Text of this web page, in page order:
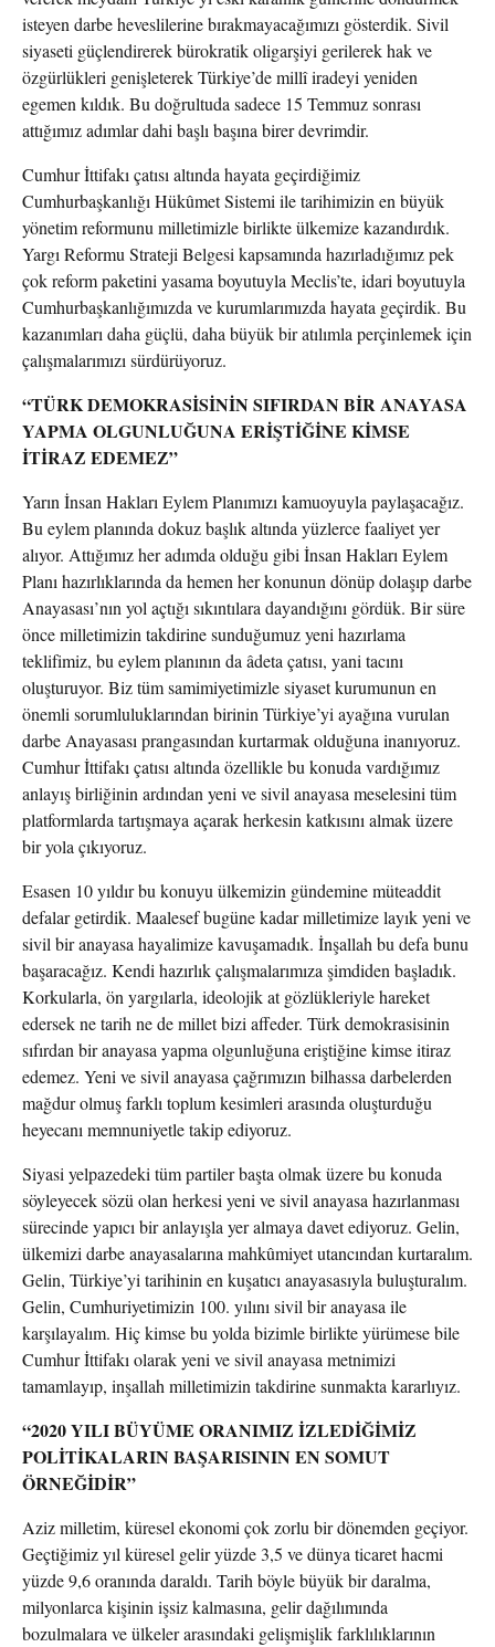
isteyen darbe heveslilerine bırakmayacağımızı gösterdik. Sivil
siyaseti güçlendirerek bürokratik oligarşiyi gerilerek hak ve
özgürlükleri genişleterek Türkiye’de millî iradeyi yeniden
egemen kıldık. Bu doğrultuda sadece 15 Temmuz sonrası
attığımız adımlar dahi başlı başına birer devrimdir.
Cumhur İttifakı çatısı altında hayata geçirdiğimiz
Cumhurbaşkanlığı Hükûmet Sistemi ile tarihimizin en büyük
yönetim reformunu milletimizle birlikte ülkemize kazandırdık.
Yargı Reformu Strateji Belgesi kapsamında hazırladığımız pek
çok reform paketini yasama boyutuyla Meclis’te, idari boyutuyla
Cumhurbaşkanlığımızda ve kurumlarımızda hayata geçirdik. Bu
kazanımları daha güçlü, daha büyük bir atılımla perçinlemek için
çalışmalarımızı sürdürüyoruz.
“TÜRK DEMOKRASİSİNİN SIFIRDAN BİR ANAYASA
YAPMA OLGUNLUĞUNA ERİŞTİĞİNE KİMSE
İTİRAZ EDEMEZ”
Yarın İnsan Hakları Eylem Planımızı kamuoyuyla paylaşacağız.
Bu eylem planında dokuz başlık altında yüzlerce faaliyet yer
alıyor. Attığımız her adımda olduğu gibi İnsan Hakları Eylem
Planı hazırlıklarında da hemen her konunun dönüp dolaşıp darbe
Anayasası’nın yol açtığı sıkıntılara dayandığını gördük. Bir süre
önce milletimizin takdirine sunduğumuz yeni hazırlama
teklifimiz, bu eylem planının da âdeta çatısı, yani tacını
oluşturuyor. Biz tüm samimiyetimizle siyaset kurumunun en
önemli sorumluluklarından birinin Türkiye’yi ayağına vurulan
darbe Anayasası prangasından kurtarmak olduğuna inanıyoruz.
Cumhur İttifakı çatısı altında özellikle bu konuda vardığımız
anlayış birliğinin ardından yeni ve sivil anayasa meselesini tüm
platformlarda tartışmaya açarak herkesin katkısını almak üzere
bir yola çıkıyoruz.
Esasen 10 yıldır bu konuyu ülkemizin gündemine müteaddit
defalar getirdik. Maalesef bugüne kadar milletimize layık yeni ve
sivil bir anayasa hayalimize kavuşamadık. İnşallah bu defa bunu
başaracağız. Kendi hazırlık çalışmalarımıza şimdiden başladık.
Korkularla, ön yargılarla, ideolojik at gözlükleriyle hareket
edersek ne tarih ne de millet bizi affeder. Türk demokrasisinin
sıfırdan bir anayasa yapma olgunluğuna eriştiğine kimse itiraz
edemez. Yeni ve sivil anayasa çağrımızın bilhassa darbelerden
mağdur olmuş farklı toplum kesimleri arasında oluşturduğu
heyecanı memnuniyetle takip ediyoruz.
Siyasi yelpazedeki tüm partiler başta olmak üzere bu konuda
söyleyecek sözü olan herkesi yeni ve sivil anayasa hazırlanması
sürecinde yapıcı bir anlayışla yer almaya davet ediyoruz. Gelin,
ülkemizi darbe anayasalarına mahkûmiyet utancından kurtaralım.
Gelin, Türkiye’yi tarihinin en kuşatıcı anayasasıyla buluşturalım.
Gelin, Cumhuriyetimizin 100. yılını sivil bir anayasa ile
karşılayalım. Hiç kimse bu yolda bizimle birlikte yürümese bile
Cumhur İttifakı olarak yeni ve sivil anayasa metnimizi
tamamlayıp, inşallah milletimizin takdirine sunmakta kararlıyız.
“2020 YILI BÜYÜME ORANIMIZ İZLEDİĞİMİZ
POLİTİKALARIN BAŞARISININ EN SOMUT
ÖRNEĞİDİR”
Aziz milletim, küresel ekonomi çok zorlu bir dönemden geçiyor.
Geçtiğimiz yıl küresel gelir yüzde 3,5 ve dünya ticaret hacmi
yüzde 9,6 oranında daraldı. Tarih böyle büyük bir daralma,
milyonlarca kişinin işsiz kalmasına, gelir dağılımında
bozulmalara ve ülkeler arasındaki gelişmişlik farklılıklarının